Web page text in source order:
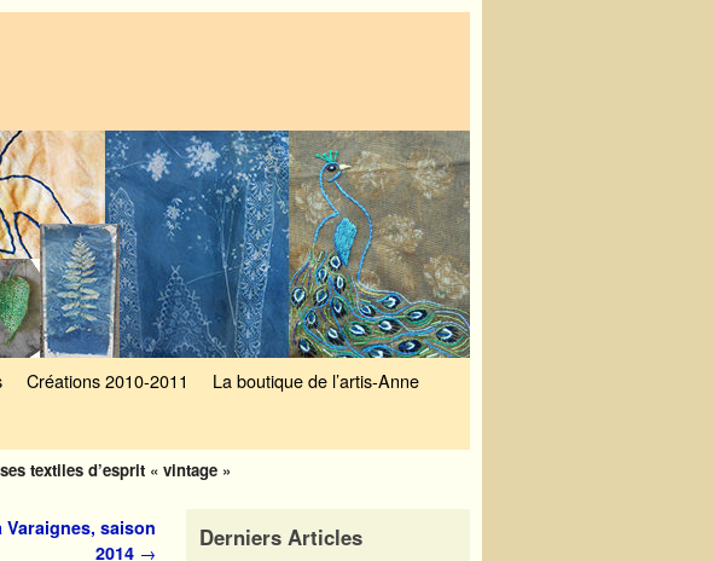
Créations 2010-2011
La boutique de l’artis-Anne
textiles d’esprit « vintage »
saison
2014 →
Derniers Articles